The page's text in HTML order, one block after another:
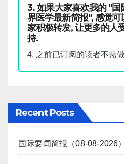
3. 如果大家喜欢我的 "
界医学最新简报", 感觉
家积极转发, 让更多的人
持.
4. 之前已订阅的读者不需
Recent Posts
国际要闻简报（08-08-2026）